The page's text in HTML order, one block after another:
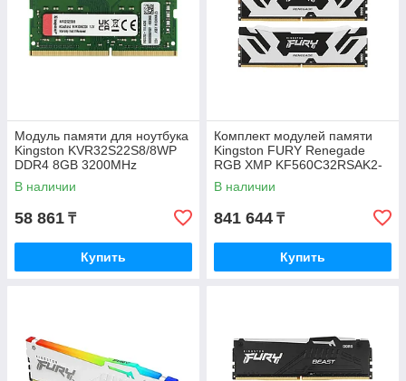
Модуль памяти для ноутбука
Kingston KVR32S22S8/8WP
DDR4 8GB 3200MHz
(KVR32S22S8/8WP)
В наличии
58 861 ₸
Купить
Комплект модулей памяти
Kingston FURY Renegade
RGB XMP KF560C32RSAK2-
96 DDR5 96GB
В наличии
841 644 ₸
Купить